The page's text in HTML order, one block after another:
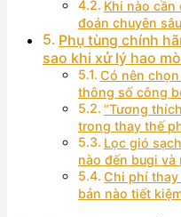
Khi nào cần
đoán chuyên
Phụ tùng chính
sao khi xử lý hao
Có nên
thông số công
“Tương
trong thay thế
Lọc gió
nào đến bugi và
Chi phí
bản nào tiết